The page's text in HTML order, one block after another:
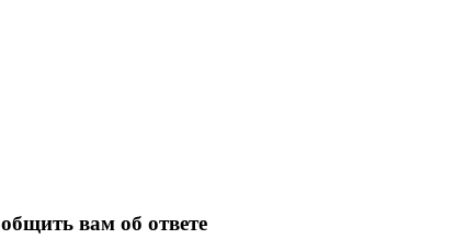
вам об ответе